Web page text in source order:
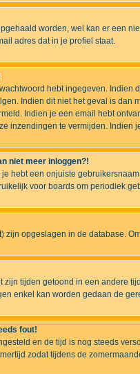
worden, wel kan er een
adres dat in je profiel staat.
hebt ingegeven.
Indien dit niet het geval is
Indien je een email hebt
inzendingen te vermijden. Indien
niet meer inloggen?!
hebt een onjuiste
voor boards om periodiek
opgeslagen in de database.
tijden getoond in een andere
enkel kan worden gedaan de
fout!
en de tijd is nog steeds
zodat tijdens de